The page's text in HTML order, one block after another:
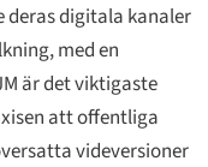
digitala kanaler
med en
är det viktigaste
att offentliga
videversioner